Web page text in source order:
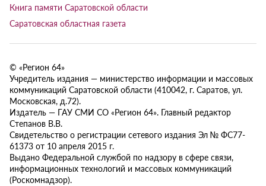
Книга памяти Саратовской области
Саратовская областная газета
© «Регион 64»
Учредитель издания — министерство информации и массовых
коммуникаций Саратовской области (410042, г. Саратов, ул.
Московская, д.72).
Издатель — ГАУ СМИ СО «Регион 64». Главный редактор
Степанов В.В.
Свидетельство о регистрации сетевого издания Эл № ФС77-
61373 от 10 апреля 2015 г.
Выдано Федеральной службой по надзору в сфере связи,
информационных технологий и массовых коммуникаций
(Роскомнадзор).